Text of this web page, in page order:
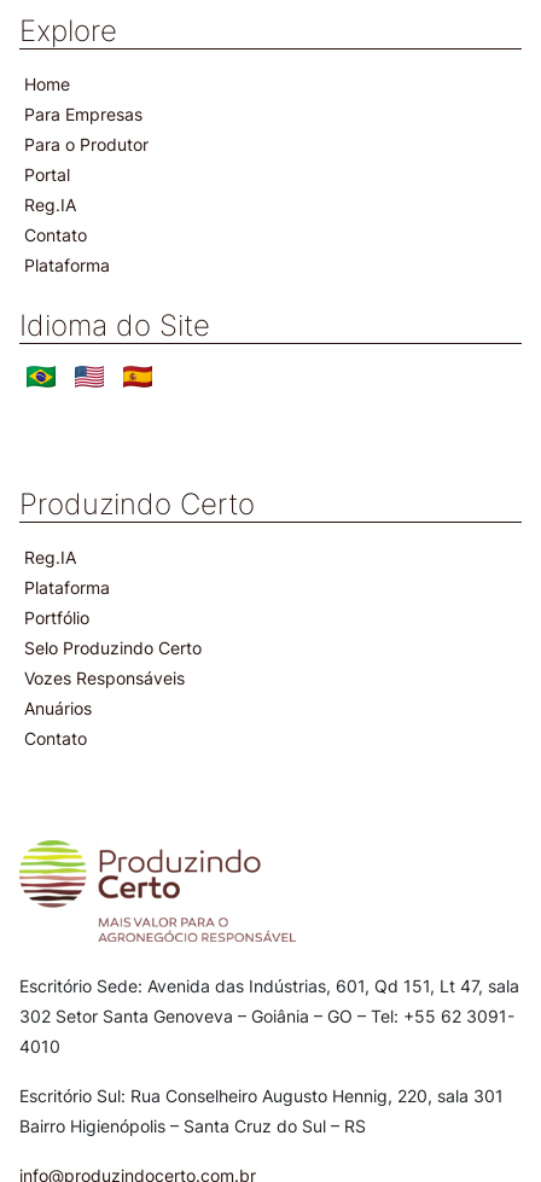
Explore
Home
Para Empresas
Para o Produtor
Portal
Reg.IA
Contato
Plataforma
Idioma do Site
Produzindo Certo
Reg.IA
Plataforma
Portfólio
Selo Produzindo Certo
Vozes Responsáveis
Anuários
Contato
Escritório Sede: Avenida das Indústrias, 601, Qd 151, Lt 47, sala
302 Setor Santa Genoveva – Goiânia – GO – Tel: +55 62 3091-
4010
Escritório Sul: Rua Conselheiro Augusto Hennig, 220, sala 301
Bairro Higienópolis – Santa Cruz do Sul – RS
info@produzindocerto.com.br